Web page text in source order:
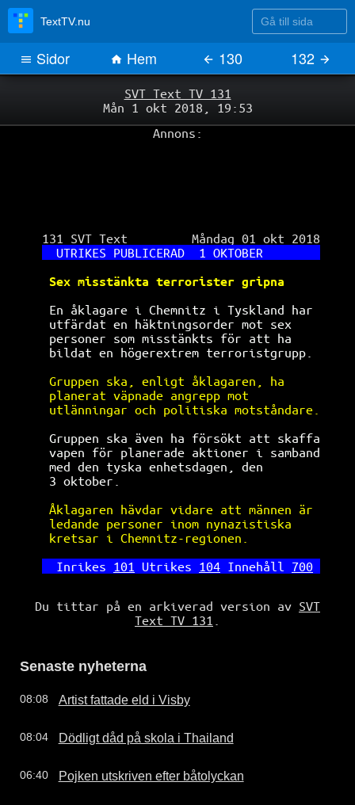
SVT Text TV 131
Mån 1 okt 2018, 19:53
Annons:
131 SVT Text         Måndag 01 okt 2018
UTRIKES PUBLICERAD  1 OKTOBER
Sex misstänkta terrorister gripna
En åklagare i Chemnitz i Tyskland har
utfärdat en häktningsorder mot sex
personer som misstänkts för att ha
bildat en högerextrem terroristgrupp.
Gruppen ska, enligt åklagaren, ha
planerat väpnade angrepp mot
utlänningar och politiska motståndare.
Gruppen ska även ha försökt att skaffa
vapen för planerade aktioner i samband
med den tyska enhetsdagen, den
3 oktober.
Åklagaren hävdar vidare att männen är
ledande personer inom nynazistiska
kretsar i Chemnitz-regionen.
Inrikes 101 Utrikes 104 Innehåll 700
Du tittar på en arkiverad version av SVT
Text TV 131
Senaste nyheterna
08:08 Artist fattade eld i Visby
08:04 Dödligt dåd på skola i Thailand
06:40 Pojken utskriven efter båtolyckan
TextTV.nu Gå till sida
Sidor Hem 130 132